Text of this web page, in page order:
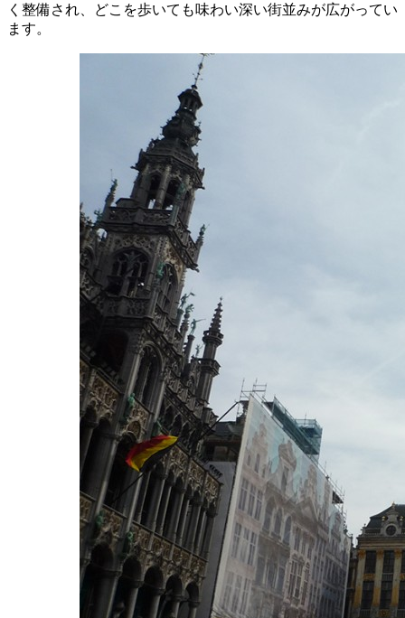
く整備され、どこを歩いても味わい深い街並みが広がってい
ます。